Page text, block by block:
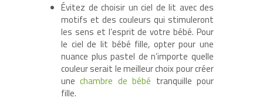
Évitez de choisir un ciel de lit avec des
motifs et des couleurs qui stimuleront
les sens et l’esprit de votre bébé. Pour
le ciel de lit bébé fille, opter pour une
nuance plus pastel de n’importe quelle
couleur serait le meilleur choix pour créer
unechambre de bébé tranquille pour
fille.